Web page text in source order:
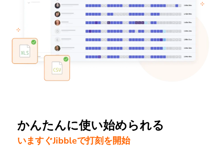
かんたんに使い始められる
いますぐJibbleで打刻を開始